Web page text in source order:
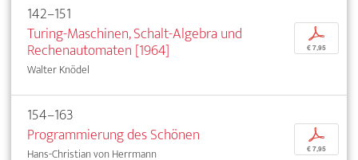
142–151
Turing-Maschinen, Schalt-Algebra und
Rechenautomaten [1964]
Walter Knödel
p
€ 7,95
154–163
Programmierung des Schönen
Hans-Christian von Herrmann
p
€ 7,95